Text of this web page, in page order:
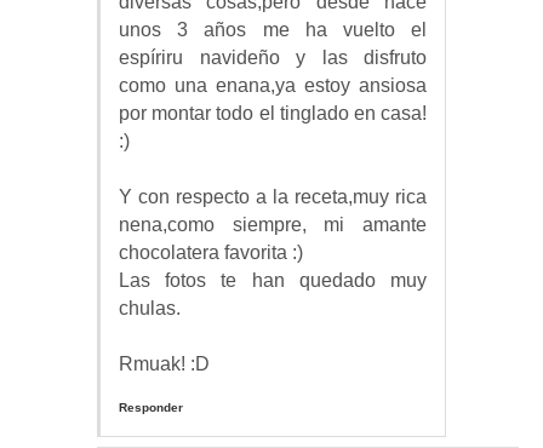
unos 3 años me ha vuelto el
espíriru navideño y las disfruto
como una enana,ya estoy ansiosa
por montar todo el tinglado en casa!
:)
Y con respecto a la receta,muy rica
nena,como siempre, mi amante
chocolatera favorita :)
Las fotos te han quedado muy
chulas.
Rmuak! :D
Responder